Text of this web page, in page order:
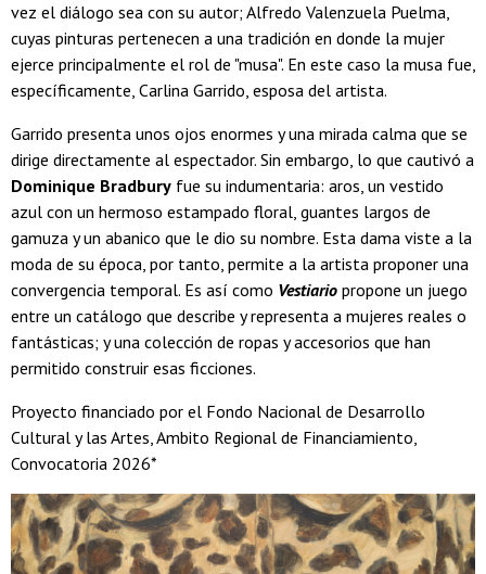
vez el diálogo sea con su autor; Alfredo Valenzuela Puelma,
cuyas pinturas pertenecen a una tradición en donde la mujer
ejerce principalmente el rol de "musa". En este caso la musa fue,
específicamente, Carlina Garrido, esposa del artista.
Garrido presenta unos ojos enormes y una mirada calma que se
dirige directamente al espectador. Sin embargo, lo que cautivó a
Dominique Bradbury fue su indumentaria: aros, un vestido
azul con un hermoso estampado floral, guantes largos de
gamuza y un abanico que le dio su nombre. Esta dama viste a la
moda de su época, por tanto, permite a la artista proponer una
convergencia temporal. Es así como Vestiario propone un juego
entre un catálogo que describe y representa a mujeres reales o
fantásticas; y una colección de ropas y accesorios que han
permitido construir esas ficciones.
Proyecto financiado por el Fondo Nacional de Desarrollo
Cultural y las Artes, Ambito Regional de Financiamiento,
Convocatoria 2026*